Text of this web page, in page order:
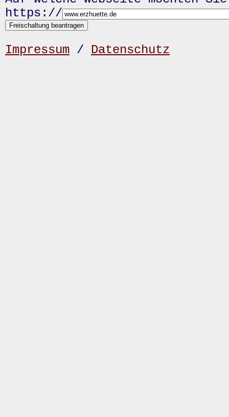
https://
Impressum / Datenschutz